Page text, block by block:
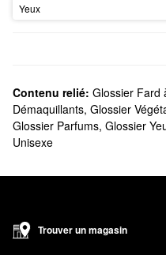
Yeux
Contenu relié: Glossier Fard
Démaquillants, Glossier
Glossier Parfums, Glossier
Unisexe
Trouver un magasin